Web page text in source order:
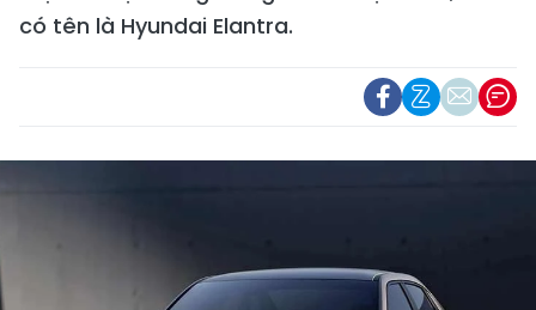
có tên là Hyundai Elantra.